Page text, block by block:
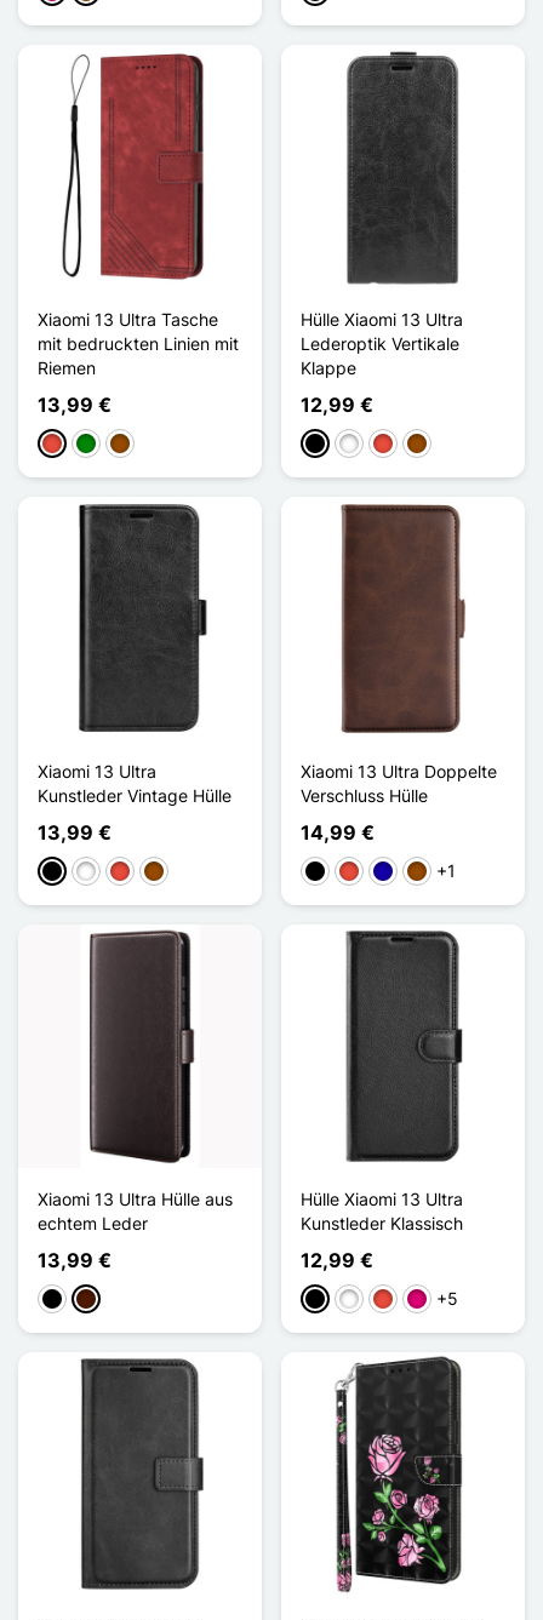
Xiaomi 13 Ultra Tasche
mit bedruckten Linien mit
Riemen
13,99 €
Rot GrünBraun
Hülle Xiaomi 13 Ultra
Lederoptik Vertikale
Klappe
12,99 €
Schwarz
WeißRot Braun
Xiaomi 13 Ultra
Kunstleder Vintage Hülle
13,99 €
Schwarz
WeißRot Braun
Xiaomi 13 Ultra Doppelte
Verschluss Hülle
14,99 €
Schwarz
Rot Dunkelblau
Braun
+1
Xiaomi 13 Ultra Hülle aus
echtem Leder
13,99 €
SchwarzDunkelbraun
Hülle Xiaomi 13 Ultra
Kunstleder Klassisch
12,99 €
Schwarz
WeißRot Magenta
+5